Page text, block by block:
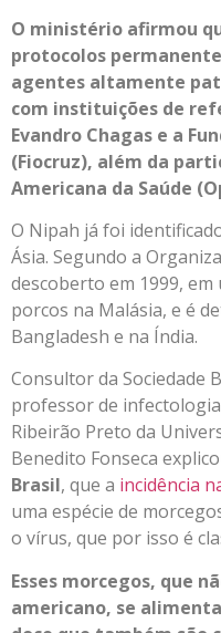
O ministério afirmou
protocolos
agentes altamente
com instituições de
Evandro Chagas e a
(Fiocruz), além da
Americana da Saúde
O Nipah já foi
Ásia. Segundo a
descoberto em 1999,
porcos na Malásia, e é
Bangladesh e na Índia.
Consultor da Sociedade
professor de infectologia
Ribeirão Preto da
Benedito Fonseca
Brasil, que a incidência
uma espécie de
o vírus, que por isso é
Esses morcegos, que
americano, se